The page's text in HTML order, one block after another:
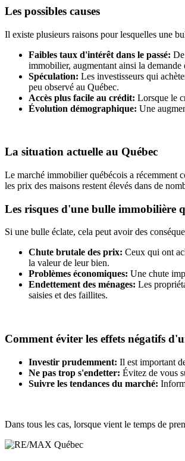
Les possibles causes
Il existe plusieurs raisons pour lesquelles une
Faibles taux d'intérêt dans le passé:
immobilier, augmentant ainsi la
Spéculation: Les investisseurs qui
peu observé au Québec.
Accès plus facile au crédit: Lorsque le
Évolution démographique: Une
La situation actuelle au Québec
Le marché immobilier québécois a récemment
les prix des maisons restent élevés dans de
Les risques d'une bulle immobilière
Si une bulle éclate, cela peut avoir des
Chute brutale des prix: Ceux qui ont
la valeur de leur bien.
Problèmes économiques: Une chute
Endettement des ménages: Les
saisies et des faillites.
Comment éviter les effets négatifs
Investir prudemment: Il est important
Ne pas trop s'endetter: Évitez de vous
Suivre les tendances du marché:
Dans tous les cas, lorsque vient le temps de